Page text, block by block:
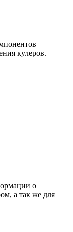
кулеров.
о
а так же для